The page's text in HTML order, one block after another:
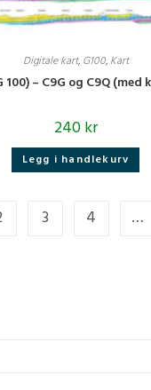
Digitale kart, G100, Kart
– C9G og C9Q
240kr
Legg i handlekurv
3 4 …